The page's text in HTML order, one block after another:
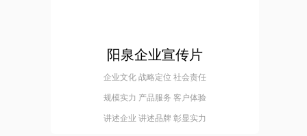
阳泉企业宣传片
企业文化 战略定位 社会责任
规模实力 产品服务 客户体验
讲述企业 讲述品牌 彰显实力